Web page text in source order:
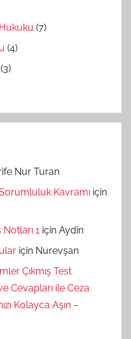
(7)
(4)
(3)
Nur Turan
Kavramı için
1 için Aydin
için Nurevşan
Çıkmış Test
Cevapları ile Ceza
Kolayca Aşın –